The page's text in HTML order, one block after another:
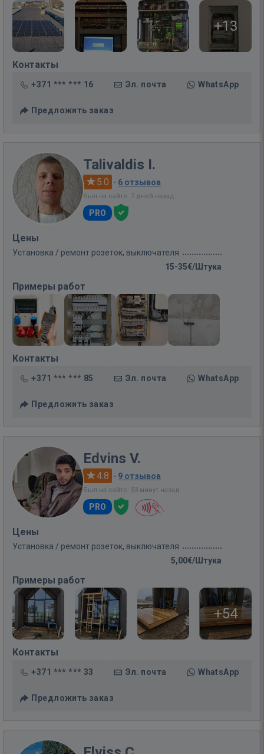
+13
Контакты
+371 *** *** 16 Эл. почта WhatsApp
Предложить заказ
Talivaldis I.
5.0 · 6 отзывов
Был на сайте: 7 дней назад
PRO
Цены
Установка / ремонт розеток, выключателя
15-35€/Штука
Примеры работ
Контакты
+371 *** *** 85 Эл. почта WhatsApp
Предложить заказ
Edvins V.
4.8 · 9 отзывов
Был на сайте: 53 минут назад
PRO
Цены
Установка / ремонт розеток, выключателя
5,00€/Штука
Примеры работ
+54
Контакты
+371 *** *** 33 Эл. почта WhatsApp
Предложить заказ